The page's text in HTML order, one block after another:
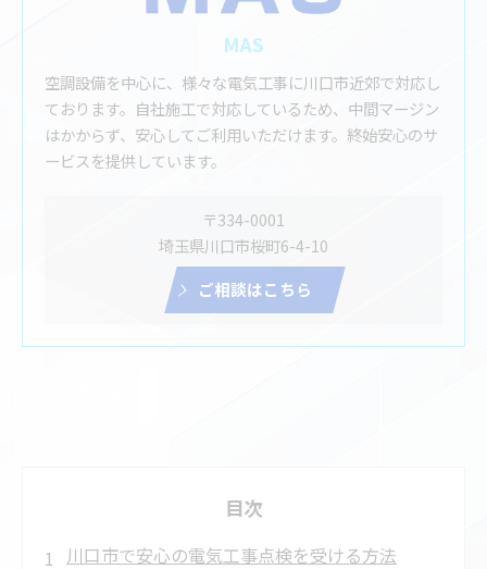
MAS
空調設備を中心に、様々な電気工事に川口市近郊で対応し
ております。自社施工で対応しているため、中間マージン
はかからず、安心してご利用いただけます。終始安心のサ
ービスを提供しています。
〒334-0001
埼玉県川口市桜町6-4-10
ご相談はこちら
目次
川口市で安心の電気工事点検を受ける方法